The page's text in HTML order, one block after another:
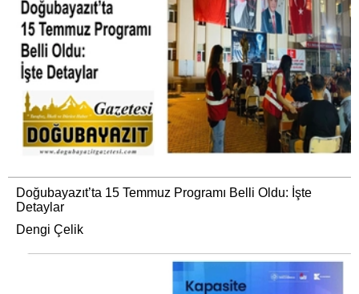
Doğubayazıt’ta 15 Temmuz Programı Belli Oldu: İşte
Detaylar
Dengi Çelik